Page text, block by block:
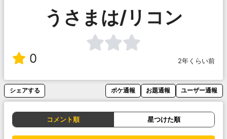
うさまは/リコン
0 2年くらい前
シェアする ボケ通報 お題通報 ユーザー通報
コメント順 星つけた順